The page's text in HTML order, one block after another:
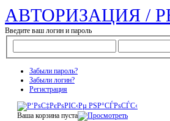
АВТОРИЗАЦИЯ /
Введите ваш логин и пароль
Забыли пароль?
Забыли логин?
Регистрация
Ваша корзина пуста